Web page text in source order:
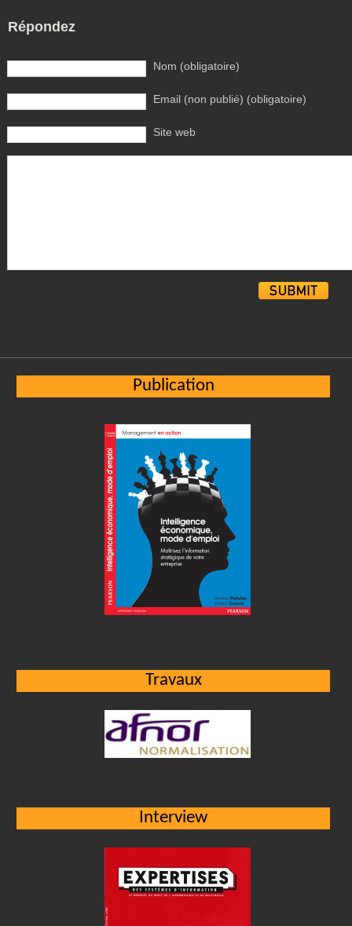
Répondez
Nom (obligatoire)
Email (non publié) (obligatoire)
Site web
Publication
Travaux
Interview